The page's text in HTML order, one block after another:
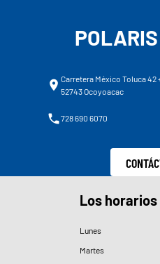
Carretera México Toluca 42
52743 Ocoyoacac
728 690 6070
Los
Lunes
Martes